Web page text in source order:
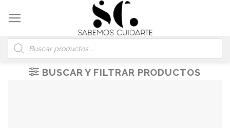
content
Búsqueda
de
productos
BUSCAR Y FILTRAR PRODUCTOS